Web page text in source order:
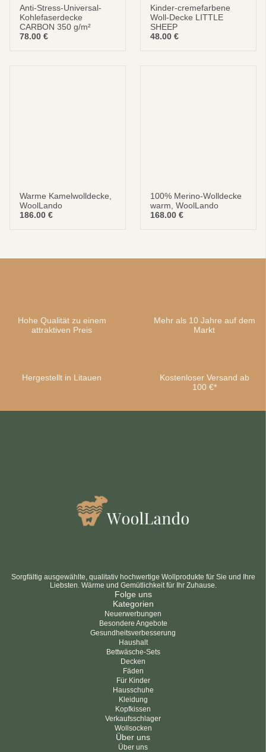
Anti-Stress-Universal-
Kohlefaserdecke
CARBON 350 g/m²
78.00 €
Kinder-cremefarbene
Woll-Decke LITTLE
SHEEP
48.00 €
Warme Kamelwolldecke,
WoolLando
186.00 €
100% Merino-Wolldecke
warm, WoolLando
168.00 €
Hohe Qualität zu einem
attraktiven Preis
Mehr als 10 Jahre auf dem
Markt
Hergestellt in Litauen
Kostenloser Versand ab
100 €*
Sorgfältig ausgewählte, qualitativ hochwertige Wollprodukte für Sie und Ihre
Liebsten. Wärme und Gemütlichkeit für Ihr Zuhause.
Folge uns
Kategorien
Neuerwerbungen
Besondere Angebote
Gesundheitsverbesserung
Haushalt
Bettwäsche-Sets
Decken
Fäden
Für Kinder
Hausschuhe
Kleidung
Kopfkissen
Verkaufsschlager
Wollsocken
Über uns
Über uns